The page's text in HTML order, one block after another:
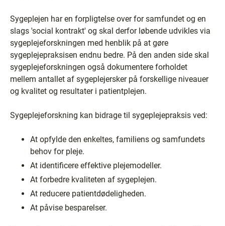
Sygeplejen har en forpligtelse over for samfundet og en
slags 'social kontrakt' og skal derfor løbende udvikles via
sygeplejeforskningen med henblik på at gøre
sygeplejepraksisen endnu bedre. På den anden side skal
sygeplejeforskningen også dokumentere forholdet
mellem antallet af sygeplejersker på forskellige niveauer
og kvalitet og resultater i patientplejen.
Sygeplejeforskning kan bidrage til sygeplejepraksis ved:
At opfylde den enkeltes, familiens og samfundets
behov for pleje.
At identificere effektive plejemodeller.
At forbedre kvaliteten af sygeplejen.
At reducere patientdødeligheden.
At påvise besparelser.